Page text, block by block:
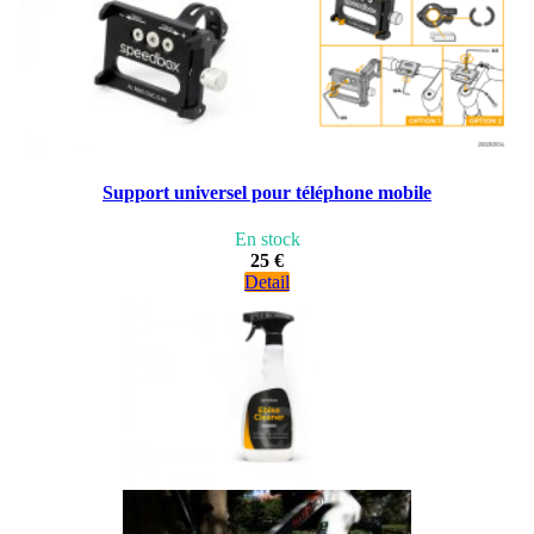
Support universel pour téléphone mobile
En stock
25 €
Detail